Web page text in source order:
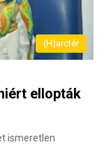
(H)arctér
ellopták
ismeretlen